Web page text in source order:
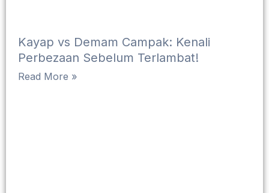
Kayap vs Demam Campak: Kenali
Perbezaan Sebelum Terlambat!
Read More »